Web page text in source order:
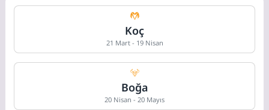
Koç
21 Mart - 19 Nisan
Boğa
20 Nisan - 20 Mayıs